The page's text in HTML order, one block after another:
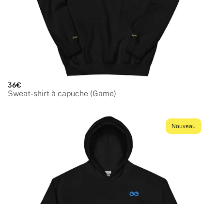
36€
Sweat-shirt à capuche (Game)
Nouveau